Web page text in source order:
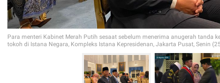
Para menteri Kabinet Merah Putih sesaat sebelum menerima anugerah tanda
tokoh di Istana Negara, Kompleks Istana Kepresidenan, Jakarta Pusat, Senin